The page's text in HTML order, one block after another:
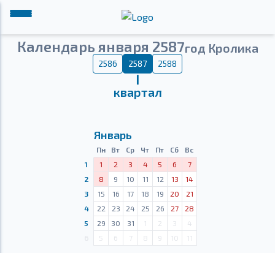
Календарь января 2587год Кролика
2586 2587 2588
Ⅰ
квартал
Январь
Пн Вт Ср Чт Пт Сб
Вс
1
1 2 3 4 5 6
7
2
8 9 10 11 12 13
14
3
15 16 17 18 19 20
21
4
22 23 24 25 26 27
28
5
29 30 31 1 2 3
4
5 6 7 8 9 10 11